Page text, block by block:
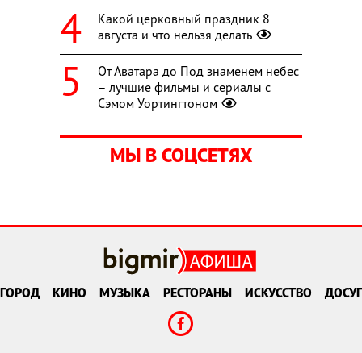
Какой церковный праздник 8
августа и что нельзя делать
От Аватара до Под знаменем небес
– лучшие фильмы и сериалы с
Сэмом Уортингтоном
МЫ В СОЦСЕТЯХ
ГОРОД КИНО МУЗЫКА РЕСТОРАНЫ ИСКУССТВО ДОСУГ